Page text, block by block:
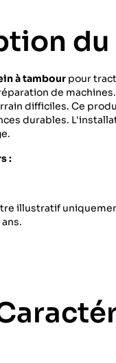
à tambour pour
de
difficiles. Ce
durables.
:
illustratif